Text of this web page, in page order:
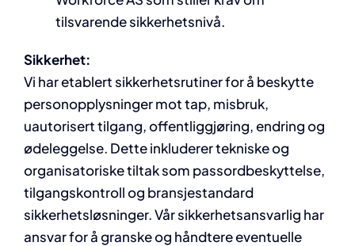
tilsvarende sikkerhetsnivå.
Sikkerhet:
Vi har etablert sikkerhetsrutiner for å beskytte
personopplysninger mot tap, misbruk,
uautorisert tilgang, offentliggjøring, endring og
ødeleggelse. Dette inkluderer tekniske og
organisatoriske tiltak som passordbeskyttelse,
tilgangskontroll og bransjestandard
sikkerhetsløsninger. Vår sikkerhetsansvarlig har
ansvar for å granske og håndtere eventuelle